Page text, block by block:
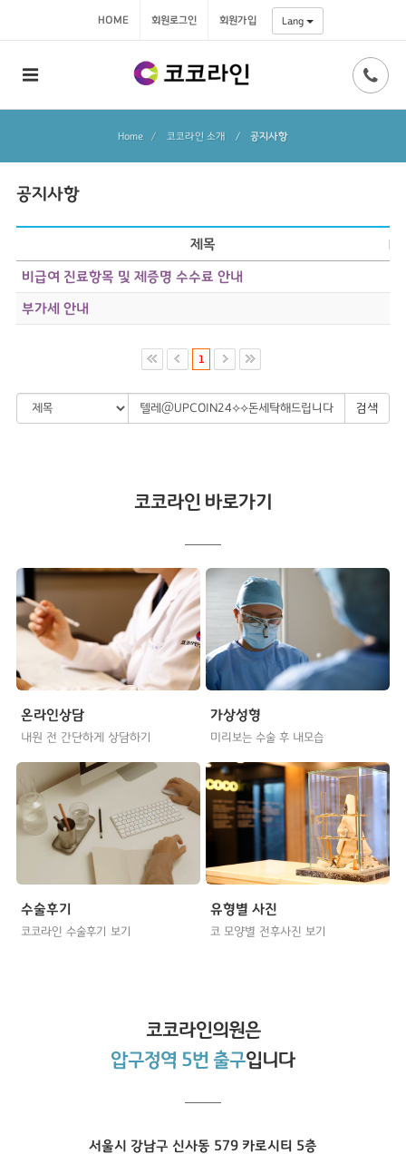
HOME 회원로그인 회원가입 Lang
Home 코코라인 소개 / 공지사항
공지사항
제목
비급여 진료항목 및 제증명 수수료 안내
부가세 안내
1
검색
코코라인 바로가기
온라인상담
내원 전 간단하게 상담하기
가상성형
미리보는 수술 후 내모습
수술후기
코코라인 수술후기 보기
유형별 사진
코 모양별 전후사진 보기
코코라인의원은
압구정역 5번 출구입니다
서울시 강남구 신사동 579 카로시티 5층